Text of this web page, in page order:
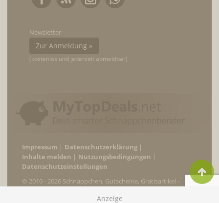
Newsletter
Zur Anmeldung »
(kostenlos und jederzeit abmeldbar)
Impressum
Datenschutzerklärung
Inhalte melden
Nutzungsbedingungen
Datenschutzeinstellungen
© 2010 - 2026 Schnäppchen, Gutscheine, Gratisartikel -